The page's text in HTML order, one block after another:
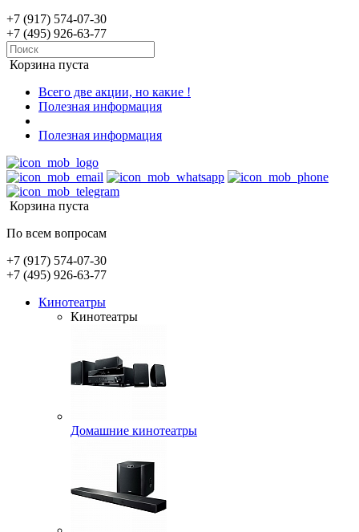
+7 (917) 574-07-30
+7 (495) 926-63-77
Корзина пуста
Всего две акции, но какие !
Полезная информация
Полезная информация
Корзина пуста
По всем вопросам
+7 (917) 574-07-30
+7 (495) 926-63-77
Кинотеатры
Кинотеатры
Домашние кинотеатры